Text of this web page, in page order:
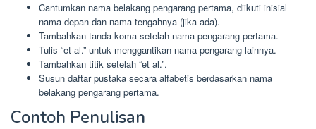
Cantumkan nama belakang pengarang pertama, diikuti inisial
nama depan dan nama tengahnya (jika ada).
Tambahkan tanda koma setelah nama pengarang pertama.
Tulis “et al.” untuk menggantikan nama pengarang lainnya.
Tambahkan titik setelah “et al.”.
Susun daftar pustaka secara alfabetis berdasarkan nama
belakang pengarang pertama.
Contoh Penulisan